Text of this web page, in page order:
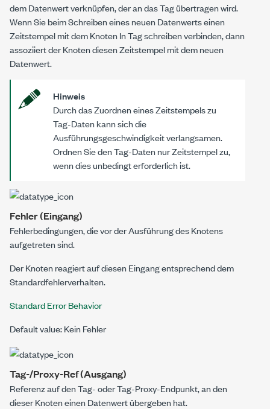
dem Datenwert verknüpfen, der an das Tag übertragen wird.
Wenn Sie beim Schreiben eines neuen Datenwerts einen
Zeitstempel mit dem KnotenIn Tag schreibenverbinden, dann
assoziiert der Knoten diesen Zeitstempel mit dem neuen
Datenwert.
Hinweis
Durch das Zuordnen eines Zeitstempels zu
Tag-Daten kann sich die
Ausführungsgeschwindigkeit verlangsamen.
Ordnen Sie den Tag-Daten nur Zeitstempel zu,
wenn dies unbedingt erforderlich ist.
Fehler (Eingang)
Fehlerbedingungen, die vor der Ausführung des Knotens
aufgetreten sind.
Der Knoten reagiert auf diesen Eingang entsprechend dem
Standardfehlerverhalten.
Standard Error Behavior
Default value: Kein Fehler
Tag-/Proxy-Ref (Ausgang)
Referenz auf den Tag- oder Tag-Proxy-Endpunkt, an den
dieser Knoten einen Datenwert übergeben hat.